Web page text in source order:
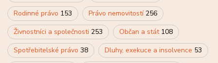
Rodinné právo 153 Právo nemovitostí 256
Živnostníci a společnosti 253 Občan a stát 108
Spotřebitelské právo 38 Dluhy, exekuce a insolvence 53